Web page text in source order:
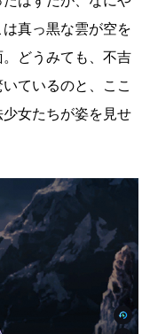
真っ黒な雲が空を
どうみても、不吉
ているのと、ここ
女たちが姿を見せ